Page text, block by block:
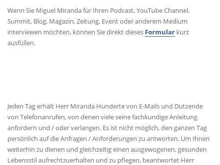
Wenn Sie Miguel Miranda für Ihren Podcast, YouTube Channel,
Summit, Blog, Magazin, Zeitung, Event oder anderem Medium
interviewen möchten, können Sie direkt dieses Formular kurz
ausfüllen.
Jeden Tag erhält Herr Miranda Hunderte von E-Mails und Dutzende
von Telefonanrufen, von denen viele seine fachkundige Anleitung
anfordern und / oder verlangen. Es ist nicht möglich, den ganzen Tag
persönlich auf die Anfragen / Anforderungen zu antworten. Um Ihnen
weiterhin zu dienen und gleichzeitig einen ausgewogenen, gesunden
Lebensstil aufrechtzuerhalten und zu pflegen, beantwortet Herr